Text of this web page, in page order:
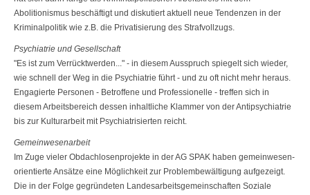
Abolitionismus beschäftigt und diskutiert aktuell neue Tendenzen in der
Kriminalpolitik wie z.B. die Privatisierung des Strafvollzugs.
Psychiatrie und Gesellschaft
"Es ist zum Verrücktwerden..." - in diesem Ausspruch spiegelt sich wieder,
wie schnell der Weg in die Psychiatrie führt - und zu oft nicht mehr heraus.
Enga­gierte Personen - Betroffene und Professionelle - treffen sich in
diesem Arbeits­bereich dessen inhaltliche Klammer von der Antipsychiatrie
bis zur Kulturarbeit mit Psychiatrisierten reicht.
Gemeinwesenarbeit
Im Zuge vieler Obdachlosenprojekte in der AG SPAK haben gemeinwesen­
orientierte Ansätze eine Möglichkeit zur Problembewältigung aufgezeigt.
Die in der Folge gegründeten Landesarbeitsgemeinschaften Soziale